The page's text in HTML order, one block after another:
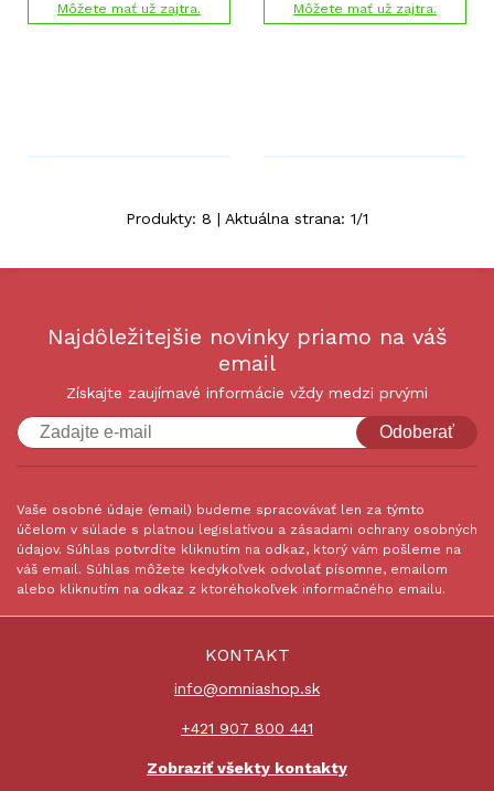
Môžete mať už zajtra. Môžete mať už zajtra.
Produkty: 8 | Aktuálna strana: 1/1
Najdôležitejšie novinky priamo na váš
email
Získajte zaujímavé informácie vždy medzi prvými
Odoberať
Vaše osobné údaje (email) budeme spracovávať len za týmto
účelom v súlade s platnou legislatívou a zásadami ochrany osobných
údajov. Súhlas potvrdíte kliknutím na odkaz, ktorý vám pošleme na
váš email. Súhlas môžete kedykoľvek odvolať písomne, emailom
alebo kliknutím na odkaz z ktoréhokoľvek informačného emailu.
KONTAKT
info@omniashop.sk
+421 907 800 441
Zobraziť všekty kontakty